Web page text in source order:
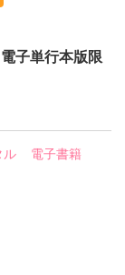
子単行本版限
ル
電子書籍